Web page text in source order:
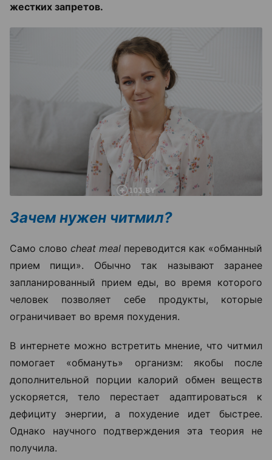
жестких запретов.
Зачем нужен читмил?
Само слово cheat meal переводится как «обманный
прием пищи». Обычно так называют заранее
запланированный прием еды, во время которого
человек позволяет себе продукты, которые
ограничивает во время похудения.
В интернете можно встретить мнение, что читмил
помогает «обмануть» организм: якобы после
дополнительной порции калорий обмен веществ
ускоряется, тело перестает адаптироваться к
дефициту энергии, а похудение идет быстрее.
Однако научного подтверждения эта теория не
получила.